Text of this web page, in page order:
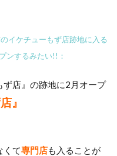
イケチューもず店跡地に入る
ンするみたい!!：
店』の跡地に2月オープ
』
くて専門店も入ることが